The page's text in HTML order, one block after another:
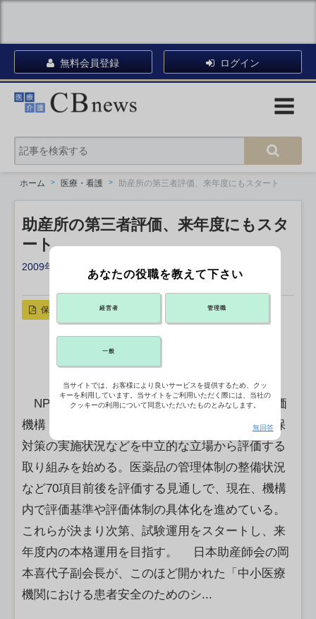
無料会員登録 ログイン
ホーム 医療・看護 助産所の第三者評価、来年度にもスタート
助産所の第三者評価、来年度にもスタ
ート
2009年03月11日 13:00
リンクをコピー X ポスト
保存
NPO法人（特定非営利活動法人）日本助産評価
機構（恵美須文枝理事長）は、助産所の安全確保
対策の実施状況などを中立的な立場から評価する
取り組みを始める。医薬品の管理体制の整備状況
など70項目前後を評価する見通しで、現在、機構
内で評価基準や評価体制の具体化を進めている。
これらが決まり次第、試験運用をスタートし、来
年度内の本格運用を目指す。 日本助産師会の岡
本喜代子副会長が、このほど開かれた「中小医療
機関における患者安全のためのシ...
あなたの役職を教えて下さい
経営者 管理職
一般
当サイトでは、お客様により良いサービスを提供するため、クッ
キーを利用しています。当サイトをご利用いただく際には、当社の
クッキーの利用について同意いただいたものとみなします。
無回答